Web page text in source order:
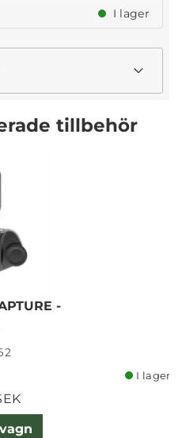
I lager
tillbehör
-
I lager